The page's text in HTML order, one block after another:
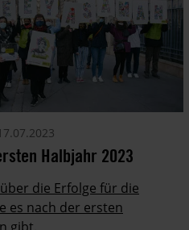
Halbjahr 2023
die Erfolge für die
es nach der ersten